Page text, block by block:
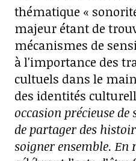
thématique «
majeur étant de
mécanismes de
à l'importance des
cultuels dans le
des identités
occasion précieuse de
de partager des
soigner ensemble. En